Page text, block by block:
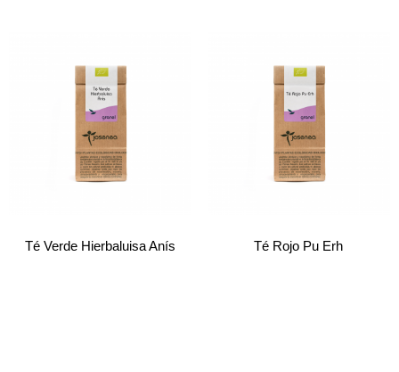
Té Verde Hierbaluisa Anís Té Rojo Pu Erh